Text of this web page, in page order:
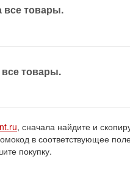
все товары.
все товары.
, сначала найдите и
в соответствующее
покупку.